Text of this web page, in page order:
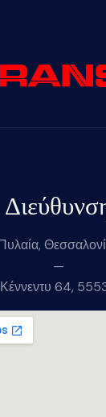
—
Κέννεντυ 64,